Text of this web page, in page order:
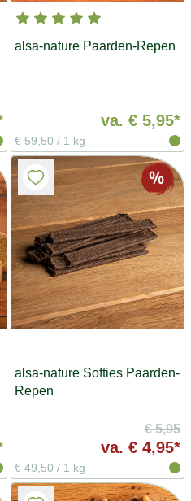
alsa-nature Paarden-Repen
va. € 5,95*
€ 59,50 / 1 kg
alsa-nature Softies Paarden-
Repen
€ 5,95
va. € 4,95*
€ 49,50 / 1 kg